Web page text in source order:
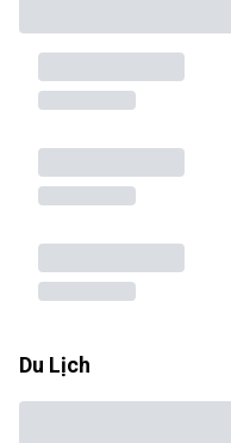
Du Lịch